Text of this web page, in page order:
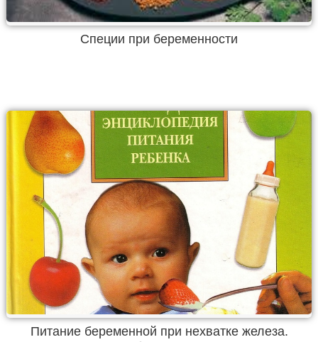
Специи при беременности
Питание беременной при нехватке железа.